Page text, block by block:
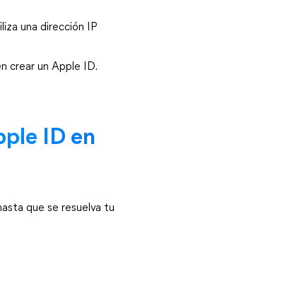
una dirección IP
crear un Apple ID.
ID en
que se resuelva tu